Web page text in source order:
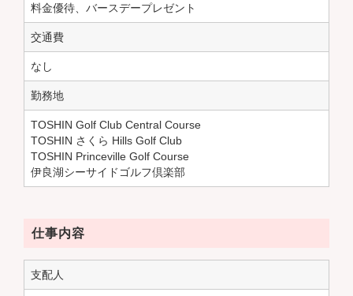
料金優待、バースデープレゼント
交通費
なし
勤務地
TOSHIN Golf Club Central Course
TOSHIN さくら Hills Golf Club
TOSHIN Princeville Golf Course
伊良湖シーサイドゴルフ倶楽部
仕事内容
支配人